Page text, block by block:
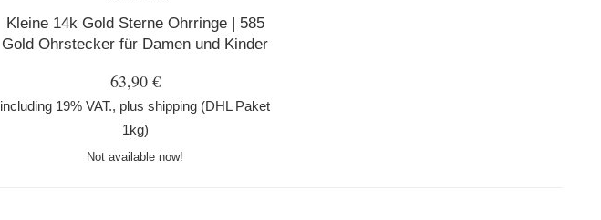
Kleine 14k Gold Sterne Ohrringe | 585
Gold Ohrstecker für Damen und Kinder
63,90 €
including 19% VAT., plusshipping (DHL Paket
1kg)
Not available now!